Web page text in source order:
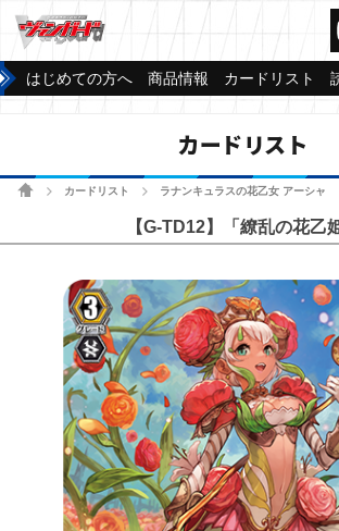
はじめての方へ 商品情報 カードリスト
カードリスト
ホームカードリスト ラナンキュラスの花乙女 アーシャ
【G-TD12】「繚乱の花乙